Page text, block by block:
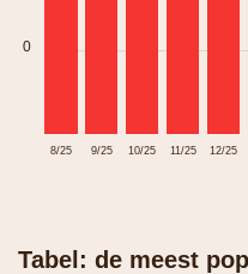
0
8/25 9/25 10/25 11/25 12/25
Tabel: de meest